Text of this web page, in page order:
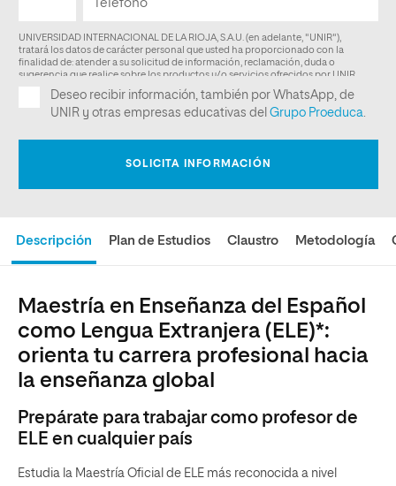
Descripción Plan de Estudios Claustro Metodología
Maestría en Enseñanza del Español
como Lengua Extranjera (ELE)*:
orienta tu carrera profesional hacia
la enseñanza global
Prepárate para trabajar como profesor de
ELE en cualquier país
Estudia la Maestría Oficial de ELE más reconocida a nivel